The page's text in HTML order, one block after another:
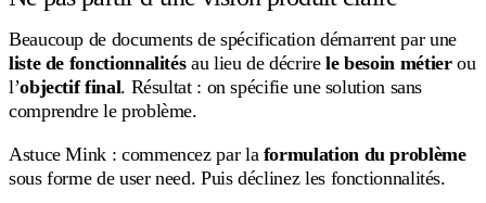
Beaucoup de documents de spécification démarrent par une
liste de fonctionnalitésau lieu de décrirele besoin métierou
l’objectif final. Résultat : on spécifie une solution sans
comprendre le problème.
Astuce Mink : commencez par la formulation du problème
sous forme de user need. Puis déclinez les fonctionnalités.